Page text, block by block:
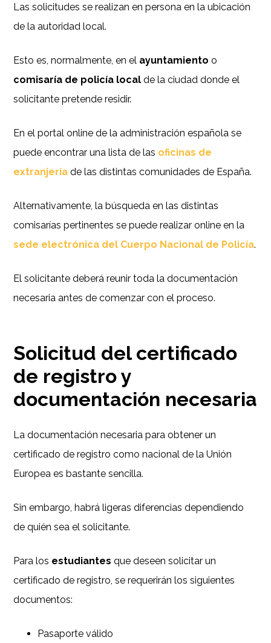
Las solicitudes se realizan en persona en la ubicación
de la autoridad local.
Esto es, normalmente, en el ayuntamientoo
comisaría de policía local de la ciudad donde el
solicitante pretende residir.
En el portal online de la administración española se
puede encontrar una lista de las oficinas de
extranjería de las distintas comunidades de España.
Alternativamente, la búsqueda en las distintas
comisarías pertinentes se puede realizar online en la
sede electrónica del Cuerpo Nacional de Policía.
El solicitante deberá reunir toda la documentación
necesaria antes de comenzar con el proceso.
Solicitud del certificado
de registro y
documentación necesaria
La documentación necesaria para obtener un
certificado de registro como nacional de la Unión
Europea es bastante sencilla.
Sin embargo, habrá ligeras diferencias dependiendo
de quién sea el solicitante.
Para los estudiantesque deseen solicitar un
certificado de registro, se requerirán los siguientes
documentos:
Pasaporte válido